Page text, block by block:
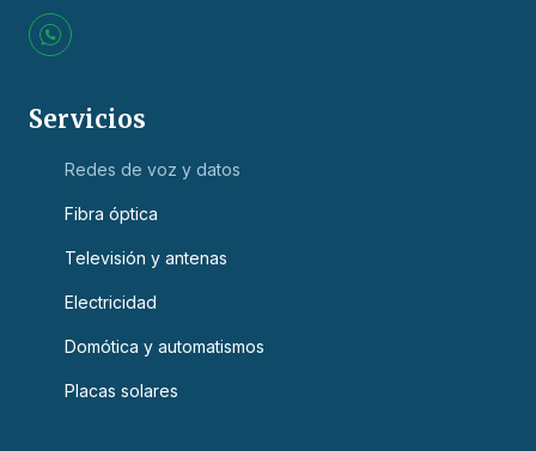
L
o
g
s
W
Servicios
Redes de voz y datos
Fibra óptica
Televisión y antenas
Electricidad
Domótica y automatismos
Placas solares